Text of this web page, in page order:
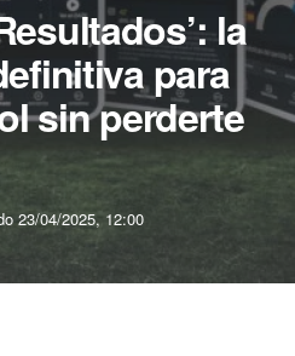
la
para
sin perderte
23/04/2025, 12:00